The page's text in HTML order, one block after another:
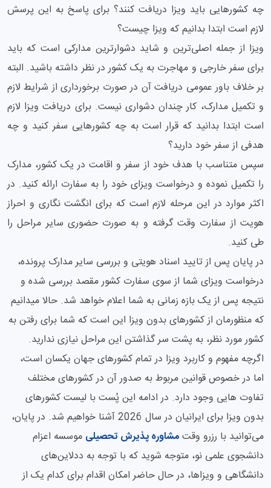
چه کشورهایی باید ویزا دریافت کنند؟ برای پاسخ به این پرسش
لازم است ابتدا بدانیم که ویزا چیست؟
ویزا از جمله اصلی‌ترین و شاید دشوارترین مدارکی است که باید
برای سفر خارجی و مهاجرت به یک کشور در نظر داشته باشید. البته
بر خلاف باور عمومی دریافت آن در صورت برخورداری از شرایط لازم
و تکمیل مدارک، کار چندان دشواری نیست. برای دریافت ویزا لازم
است ابتدا بدانید که قرار است به چه کشورهایی سفر کنید و چه
هدفی از سفر خود دارید؟
سپس متناسب با هدف خود از سفر و اقامت در یک کشور، مدارک
را تکمیل نموده و درخواست ویزای خود را به سفارت ارائه کنید. در
اکثر موارد در این مرحله لازم است که برای انگشت نگاری و احراز
هویت از سفارت وقت گرفته و به صورت حضوری سایر مراحل را
طی کنید.
در پایان پس از تایید اسناد هویتی و بررسی سایر مدارک پرونده،
درخواست ویزای شما از سوی سفارت کشور مقصد بررسی شده و
نتیجه پس از یک بازه زمانی به شما اعلام خواهد شد. حالا میدانیم
که منظورمان از کشورهای بدون ویزا این است که شما برای رفتن به
کشور مورد نظر، به پشت سر گذاشتن این مراحل نیازی ندارید.
اگرچه مفهوم و کاربرد ویزا در تمام کشورهای جهان یکسان است،
اما در خصوص قوانین مربوط به صدور آن در کشورهای مختلف
تفاوت هایی وجود دارد. در ادامه این پُست با لیست کشورهای
بدون ویزا برای ایرانیان در سال 2026 آشنا خواهیم شد. در پایان،
می‌توانید با رزرو وقتمشاوره پذیرش تحصیلی موسسه اعزام
دانشجوی علمی نو، متوجه شوید که با توجه به ددلاین‌های
دانشگاهی و ویزاها، در حال حاضر امکان اقدام برای کدام یک از